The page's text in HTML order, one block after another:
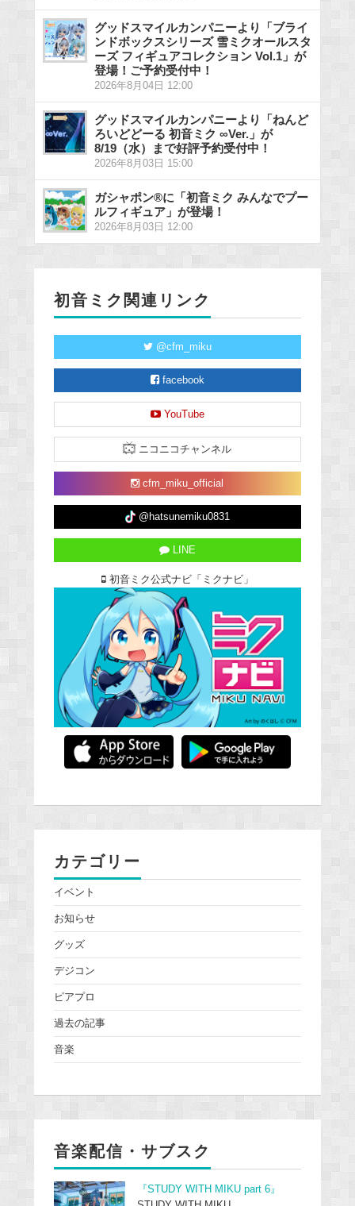
グッドスマイルカンパニーより「ブライ
ンドボックスシリーズ 雪ミクオールスタ
ーズ フィギュアコレクション Vol.1」が
登場！ご予約受付中！
2026年8月04日 12:00
グッドスマイルカンパニーより「ねんど
ろいどどーる 初音ミク ∞Ver.」が
8/19（水）まで好評予約受付中！
2026年8月03日 15:00
ガシャポン®に「初音ミク みんなでプー
ルフィギュア」が登場！
2026年8月03日 12:00
初音ミク関連リンク
@cfm_miku
facebook
YouTube
ニコニコチャンネル
cfm_miku_official
@hatsunemiku0831
LINE
初音ミク公式ナビ「ミクナビ」
カテゴリー
イベント
お知らせ
グッズ
デジコン
ピアプロ
過去の記事
音楽
音楽配信・サブスク
『STUDY WITH MIKU part 6』